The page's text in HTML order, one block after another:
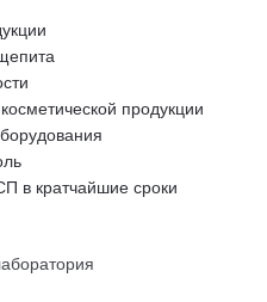
продукции
в кратчайшие сроки